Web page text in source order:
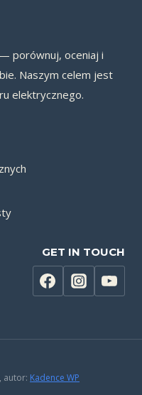
porównuj, oceniaj i
Naszym celem jest
elektrycznego.
GET IN TOUCH
autor: Kadence WP